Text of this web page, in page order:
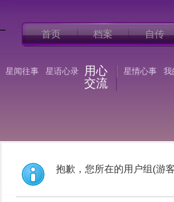
首页 档案 自传
星闻往事 星语心录
用心
交流
星情心事 我
抱歉，您所在的用户组(游